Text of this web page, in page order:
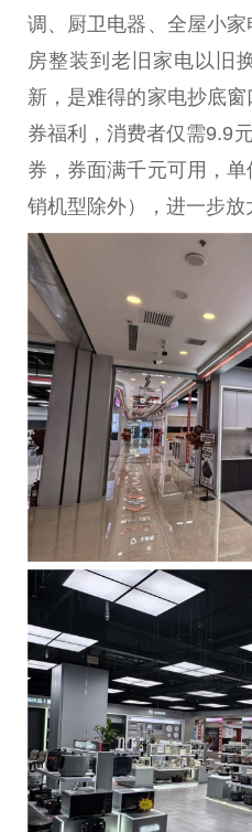
调、厨卫电器、全屋小
房整装到老旧家电以旧
新，是难得的家电抄底
券福利，消费者仅需9.9
券，券面满千元可用，
销机型除外），进一步放